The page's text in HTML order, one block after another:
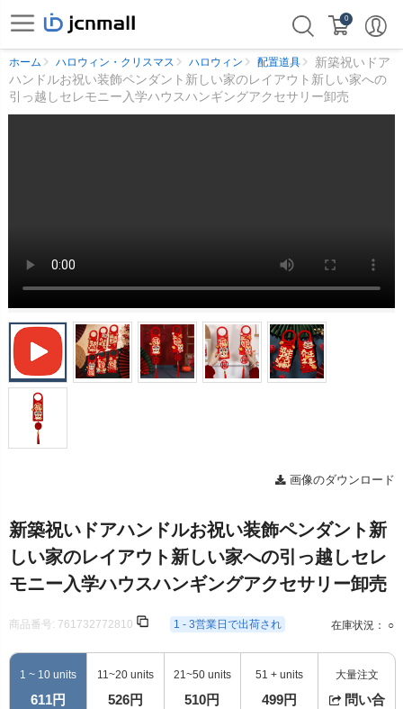
0
ホーム ハロウィン・クリスマス ハロウィン 配置道具
新築祝いドア
ハンドルお祝い装飾ペンダント新しい家のレイアウト新しい家への
引っ越しセレモニー入学ハウスハンギングアクセサリー卸売
画像のダウンロード
新築祝いドアハンドルお祝い装飾ペンダント新
しい家のレイアウト新しい家への引っ越しセレ
モニー入学ハウスハンギングアクセサリー卸売
商品番号: 761732772810 1 - 3営業日で出荷され 在庫状況： ○
1 ~ 10 units
611円
11~20 units
526円
21~50 units
510円
51 + units
499円
大量注文
問い合